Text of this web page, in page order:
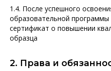
1.4. После успешного
образовательной
сертификат о повышении
образца
2. Права и